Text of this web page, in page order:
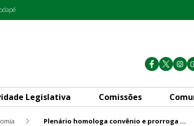
Legislativa Comissões
Plenário homologa convênio e prorroga incentivo fiscal a insumos agropecuários